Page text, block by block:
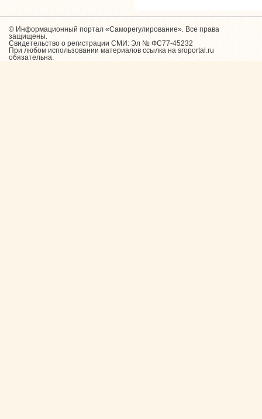
© Информационный портал «Саморегулирование». Все права
защищены.
Свидетельство о регистрации СМИ: Эл № ФС77-45232
При любом использовании материалов ссылка на sroportal.ru
обязательна.